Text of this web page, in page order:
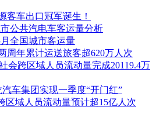
客车出口冠军诞生！
公共汽电车客运量分析
全国城市客运量
周年累计运送旅客超620万人次
会跨区域人员流动量完成20119.4万
车集团实现一季度“开门红”
区域人员流动量预计超15亿人次